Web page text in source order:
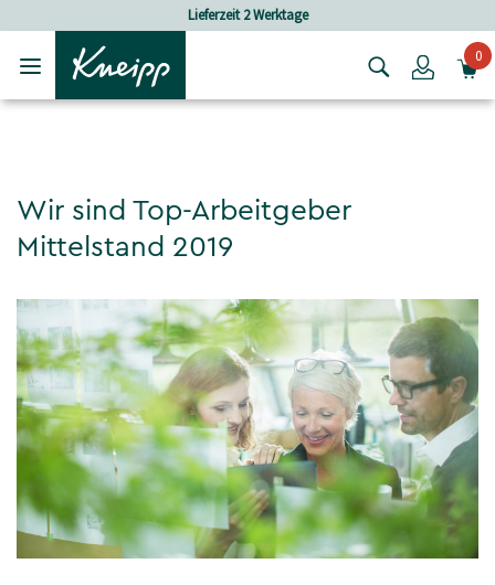
Lieferzeit 2 Werktage
Login0
Wir sind Top-Arbeitgeber
Mittelstand 2019